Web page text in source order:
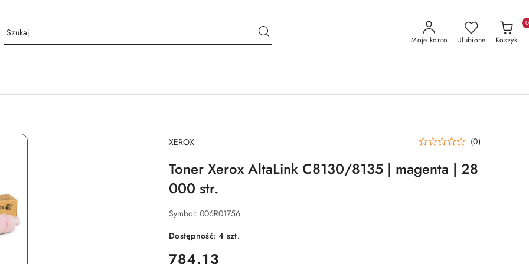
Moje konto Ulubione Koszyk
0
NAZWA
PRODUCENTA:
XEROX (0)
Toner Xerox AltaLink C8130/8135 | magenta | 28
000 str.
Symbol: 006R01756
Dostępność:4 szt.
cena:
784.13